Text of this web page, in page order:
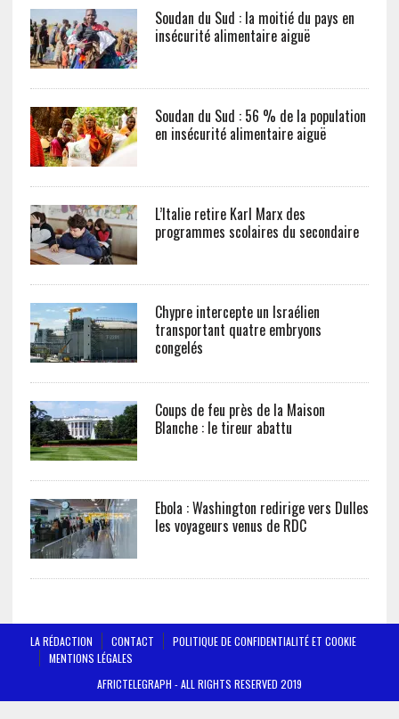
Soudan du Sud : la moitié du pays en
insécurité alimentaire aiguë
Soudan du Sud : 56 % de la population
en insécurité alimentaire aiguë
L’Italie retire Karl Marx des
programmes scolaires du secondaire
Chypre intercepte un Israélien
transportant quatre embryons
congelés
Coups de feu près de la Maison
Blanche : le tireur abattu
Ebola : Washington redirige vers Dulles
les voyageurs venus de RDC
LA RÉDACTION CONTACT
POLITIQUE DE CONFIDENTIALITÉ ET COOKIE
MENTIONS LÉGALES
AFRICTELEGRAPH - ALL RIGHTS RESERVED 2019